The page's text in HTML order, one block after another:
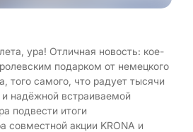
ура! Отличная новость: кое-
подарком от немецкого
того самого, что радует тысячи
и надёжной встраиваемой
подвести итоги
совместной акции KRONA и